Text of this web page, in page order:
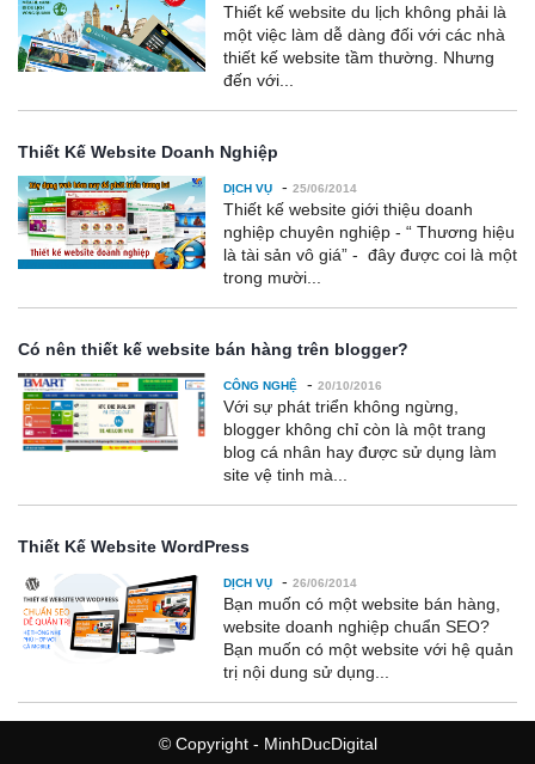
Thiết kế website du lịch không phải là
một việc làm dễ dàng đối với các nhà
thiết kế website tầm thường. Nhưng
đến với...
Thiết Kế Website Doanh Nghiệp
DỊCH VỤ - 25/06/2014
Thiết kế website giới thiệu doanh
nghiệp chuyên nghiệp - “ Thương hiệu
là tài sản vô giá” - đây được coi là một
trong mười...
Có nên thiết kế website bán hàng trên blogger?
CÔNG NGHỆ - 20/10/2016
Với sự phát triển không ngừng,
blogger không chỉ còn là một trang
blog cá nhân hay được sử dụng làm
site vệ tinh mà...
Thiết Kế Website WordPress
DỊCH VỤ - 26/06/2014
Bạn muốn có một website bán hàng,
website doanh nghiệp chuẩn SEO?
Bạn muốn có một website với hệ quản
trị nội dung sử dụng...
© Copyright - MinhDucDigital